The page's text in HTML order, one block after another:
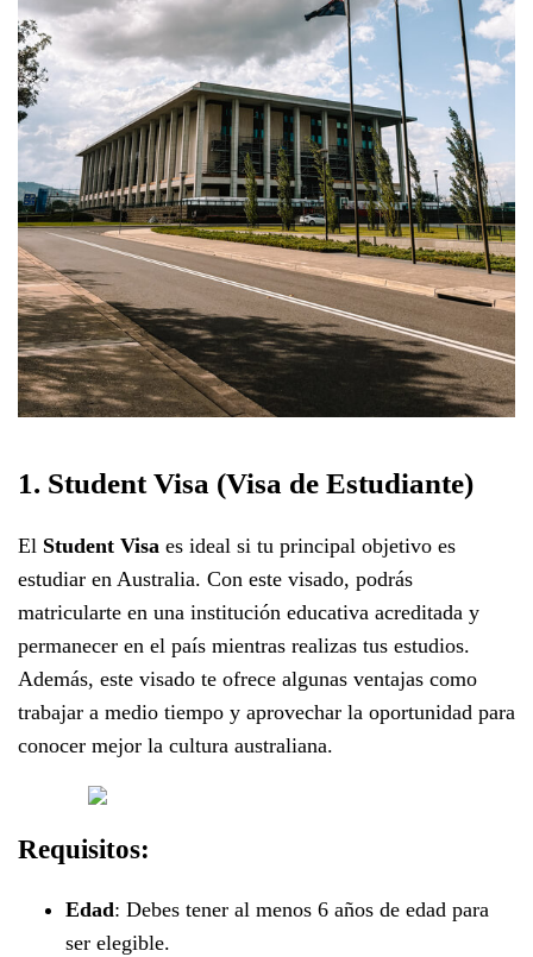
1. Student Visa (Visa de Estudiante)
El Student Visa es ideal si tu principal objetivo es
estudiar en Australia. Con este visado, podrás
matricularte en una institución educativa acreditada y
permanecer en el país mientras realizas tus estudios.
Además, este visado te ofrece algunas ventajas como
trabajar a medio tiempo y aprovechar la oportunidad para
conocer mejor la cultura australiana.
Requisitos:
Edad: Debes tener al menos 6 años de edad para
ser elegible.